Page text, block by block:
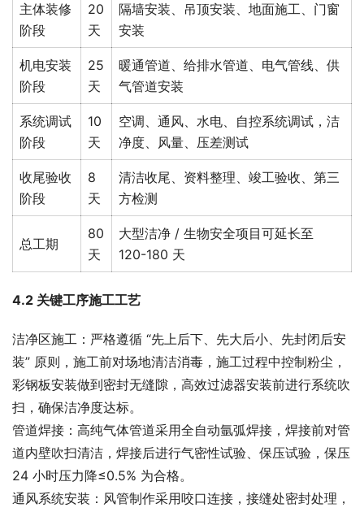
主体装修
阶段
20
天
隔墙安装、吊顶安装、地面施工、门窗
安装
机电安装
阶段
25
天
暖通管道、给排水管道、电气管线、供
气管道安装
系统调试
阶段
10
天
空调、通风、水电、自控系统调试，洁
净度、风量、压差测试
收尾验收
阶段
8
天
清洁收尾、资料整理、竣工验收、第三
方检测
总工期
80
天
大型洁净 / 生物安全项目可延长至
120-180 天
4.2 关键工序施工工艺
洁净区施工：严格遵循 “先上后下、先大后小、先封闭后安
装” 原则，施工前对场地清洁消毒，施工过程中控制粉尘，
彩钢板安装做到密封无缝隙，高效过滤器安装前进行系统吹
扫，确保洁净度达标。
管道焊接：高纯气体管道采用全自动氩弧焊接，焊接前对管
道内壁吹扫清洁，焊接后进行气密性试验、保压试验，保压
24 小时压力降≤0.5% 为合格。
通风系统安装：风管制作采用咬口连接，接缝处密封处理，